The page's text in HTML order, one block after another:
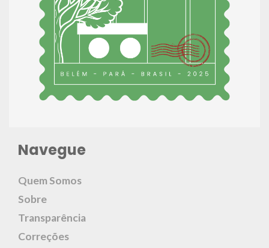
Navegue
Quem Somos
Sobre
Transparência
Correções